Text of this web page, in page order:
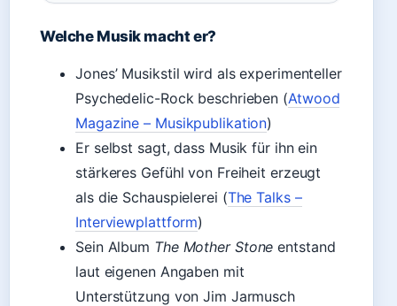
Welche Musik macht er?
Jones’ Musikstil wird als experimenteller
Psychedelic-Rock beschrieben (Atwood
Magazine – Musikpublikation)
Er selbst sagt, dass Musik für ihn ein
stärkeres Gefühl von Freiheit erzeugt
als die Schauspielerei (The Talks –
Interviewplattform)
Sein Album The Mother Stone entstand
laut eigenen Angaben mit
Unterstützung von Jim Jarmusch